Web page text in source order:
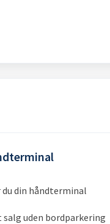
du din håndterminal
salg uden bordparkering